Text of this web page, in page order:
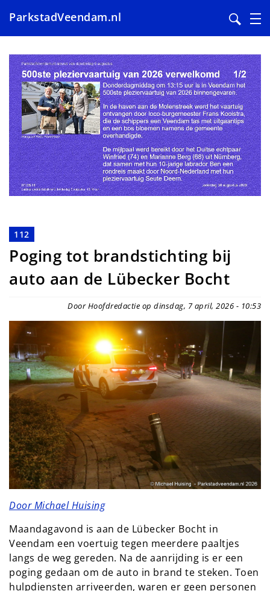
en
naar
de
inhoud
gaan
ParkstadVeendam.nl
112
Poging tot brandstichting bij
auto aan de Lübecker Bocht
Door Hoofdredactie op dinsdag, 7 april, 2026 - 10:53
Door Michael Huising
Maandagavond is aan de Lübecker Bocht in
Veendam een voertuig tegen meerdere paaltjes
langs de weg gereden. Na de aanrijding is er een
poging gedaan om de auto in brand te steken. Toen
hulpdiensten arriveerden, waren er geen personen